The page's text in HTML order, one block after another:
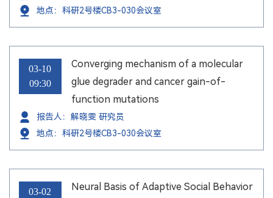
地点：科研2号楼CB3-030会议室
03-10
09:30
Converging mechanism of a molecular
glue degrader and cancer gain-of-
function mutations
报告人：解晓雯 研究员
地点：科研2号楼CB3-030会议室
03-02
Neural Basis of Adaptive Social Behavior